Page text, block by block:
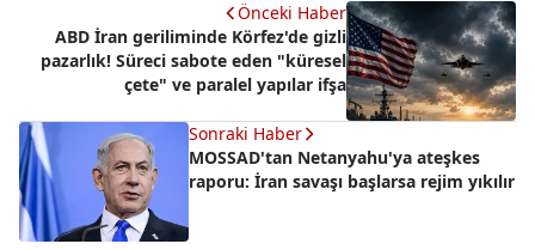
Önceki Haber
ABD İran geriliminde Körfez'de gizli
pazarlık! Süreci sabote eden "küresel
çete" ve paralel yapılar ifşa
Sonraki Haber
MOSSAD'tan Netanyahu'ya ateşkes
raporu: İran savaşı başlarsa rejim yıkılır